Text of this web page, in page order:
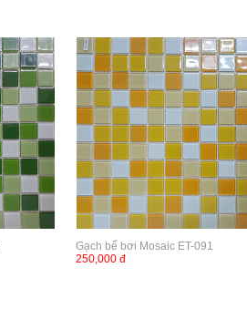
Gạch bể bơi Mosaic ET-091
250,000 đ